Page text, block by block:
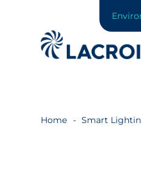
Home Smart